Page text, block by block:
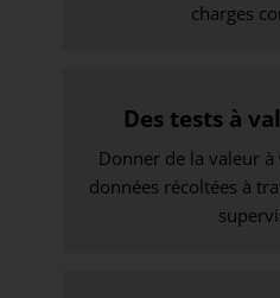
charges
Des tests à
Donner de la valeur à
données récoltées à